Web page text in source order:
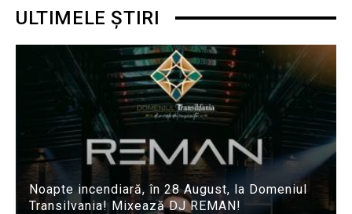
ULTIMELE ȘTIRI
Noapte incendiară, în 28 August, la Domeniul
Transilvania! Mixează DJ REMAN!